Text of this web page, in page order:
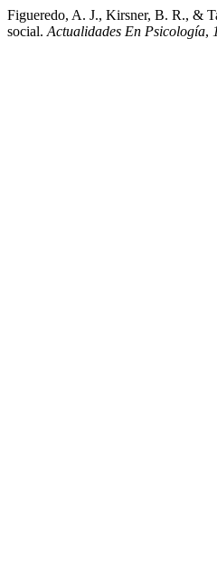
Figueredo, A. J., Kirsner, B. R., &
social. Actualidades En Psicología,